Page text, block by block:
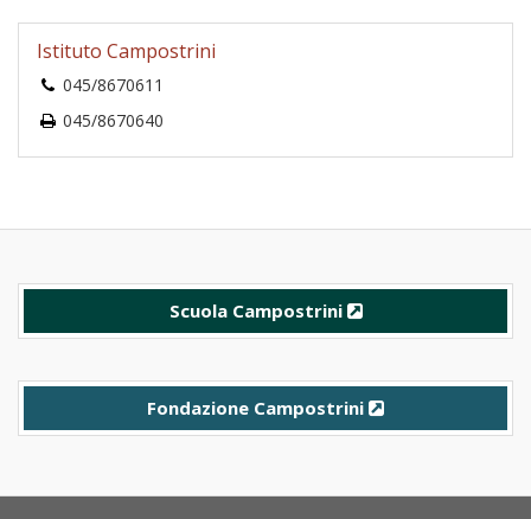
Istituto Campostrini
045/8670611
045/8670640
Scuola Campostrini
Fondazione Campostrini